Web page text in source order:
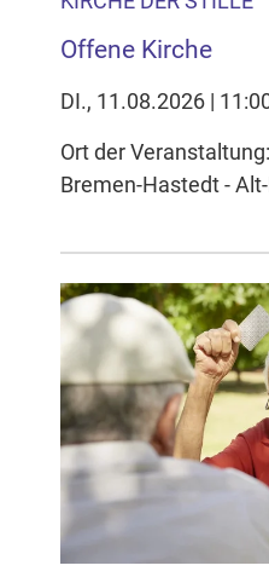
Offene Kirche
DI., 11.08.2026 |
Ort der
Bremen-Hastedt -